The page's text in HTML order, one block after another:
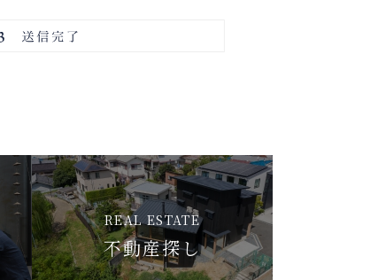
REAL ESTATE
不動産探し